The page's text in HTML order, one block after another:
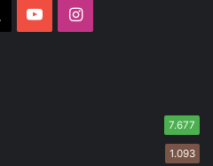
YouTubeInstagram
7.677
1.093